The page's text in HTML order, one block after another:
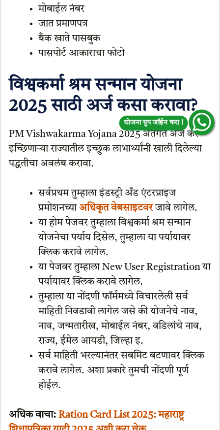
मोबाईल नंबर
जात प्रमाणपत्र
बँक खाते पासबुक
पासपोर्ट आकाराचा फोटो
विश्वकर्मा श्रम सन्मान योजना
2025 साठी अर्ज कसा करावा?
PM Vishwakarma Yojana 2025 अंतर्गत अर्ज करू
इच्छिणाऱ्या राज्यातील इच्छुक लाभार्थ्यांनी खाली दिलेल्या
पद्धतीचा अवलंब करावा.
सर्वप्रथम तुम्हाला इंडस्ट्री अँड एंटरप्राइज
प्रमोशनच्या अधिकृत वेबसाइटवरजावे लागेल.
या होम पेजवर तुम्हाला विश्वकर्मा श्रम सन्मान
योजनेचा पर्याय दिसेल, तुम्हाला या पर्यायावर
क्लिक करावे लागेल.
या पेजवर तुम्हाला New User Registration या
पर्यायावर क्लिक करावे लागेल.
तुम्हाला या नोंदणी फॉर्ममध्ये विचारलेली सर्व
माहिती निवडावी लागेल जसे की योजनेचे नाव,
नाव, जन्मतारीख, मोबाईल नंबर, वडिलांचे नाव,
राज्य, ईमेल आयडी, जिल्हा इ.
सर्व माहिती भरल्यानंतर सबमिट बटणावर क्लिक
करावे लागेल. अशा प्रकारे तुमची नोंदणी पूर्ण
होईल.
अधिक वाचा: Ration Card List 2025: महाराष्ट्र
योजना ग्रुप जॉईन करा !